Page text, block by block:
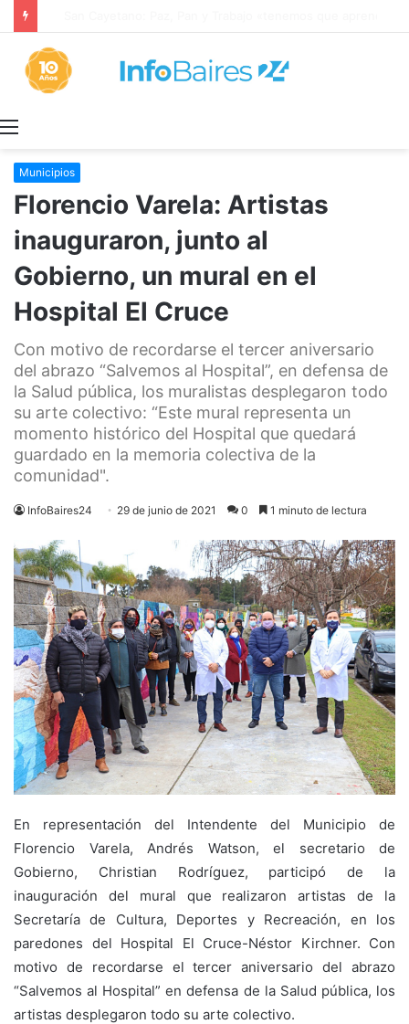
Municipios
Florencio Varela: Artistas
inauguraron, junto al
Gobierno, un mural en el
Hospital El Cruce
Con motivo de recordarse el tercer aniversario
del abrazo “Salvemos al Hospital”, en defensa de
la Salud pública, los muralistas desplegaron todo
su arte colectivo: “Este mural representa un
momento histórico del Hospital que quedará
guardado en la memoria colectiva de la
comunidad".
InfoBaires24 29 de junio de 2021 0 1 minuto de lectura
En representación del Intendente del Municipio de
Florencio Varela, Andrés Watson, el secretario de
Gobierno, Christian Rodríguez, participó de la
inauguración del mural que realizaron artistas de la
Secretaría de Cultura, Deportes y Recreación, en los
paredones del Hospital El Cruce-Néstor Kirchner. Con
motivo de recordarse el tercer aniversario del abrazo
“Salvemos al Hospital” en defensa de la Salud pública, los
artistas desplegaron todo su arte colectivo.